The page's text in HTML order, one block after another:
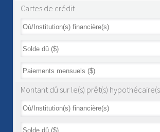
Cartes de crédit
Montant dû sur le(s) prêt(s)